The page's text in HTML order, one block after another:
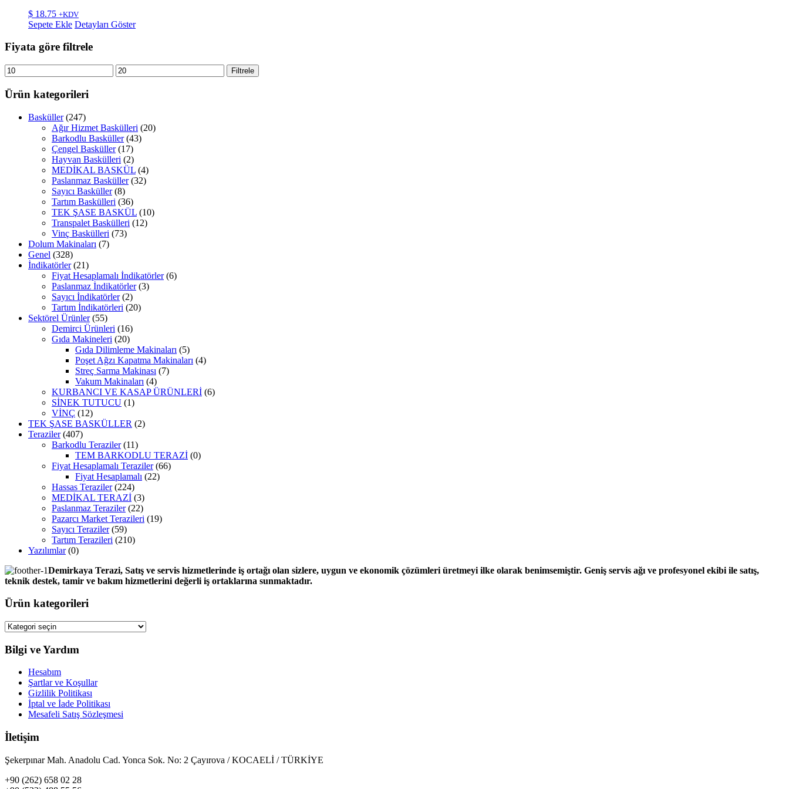
$ 18.75 +KDV
Sepete Ekle Detayları Göster
Fiyata göre filtrele
En
düşük
fiyat
En
yüksek
Filtrele
Ürün kategorileri
Basküller (247)
Ağır Hizmet Baskülleri (20)
Barkodlu Basküller (43)
Çengel Basküller (17)
Hayvan Baskülleri (2)
MEDİKAL BASKÜL (4)
Paslanmaz Basküller (32)
Sayıcı Basküller (8)
Tartım Baskülleri (36)
TEK ŞASE BASKÜL (10)
Transpalet Baskülleri (12)
Vinç Baskülleri (73)
Dolum Makinaları (7)
Genel (328)
İndikatörler (21)
Fiyat Hesaplamalı İndikatörler (6)
Paslanmaz İndikatörler (3)
Sayıcı İndikatörler (2)
Tartım İndikatörleri (20)
Sektörel Ürünler (55)
Demirci Ürünleri (16)
Gıda Makineleri (20)
Gıda Dilimleme Makinaları (5)
Poşet Ağzı Kapatma Makinaları (4)
Streç Sarma Makinası (7)
Vakum Makinaları (4)
KURBANCI VE KASAP ÜRÜNLERİ (6)
SİNEK TUTUCU (1)
VİNÇ (12)
TEK ŞASE BASKÜLLER (2)
Teraziler (407)
Barkodlu Teraziler (11)
TEM BARKODLU TERAZİ (0)
Fiyat Hesaplamalı Teraziler (66)
Fiyat Hesaplamalı (22)
Hassas Teraziler (224)
MEDİKAL TERAZİ (3)
Paslanmaz Teraziler (22)
Pazarcı Market Terazileri (19)
Sayıcı Teraziler (59)
Tartım Terazileri (210)
Yazılımlar (0)
Demirkaya Terazi, Satış ve servis hizmetlerinde iş ortağı olan sizlere, uygun ve ekonomik çözümleri üretmeyi ilke olarak benimsemiştir. Geniş servis ağı ve profesyonel ekibi ile satış,
teknik destek, tamir ve bakım hizmetlerini değerli iş ortaklarına sunmaktadır.
Ürün kategorileri
Bilgi ve Yardım
Hesabım
Şartlar ve Koşullar
Gizlilik Politikası
İptal ve İade Politikası
Mesafeli Satış Sözleşmesi
İletişim
Şekerpınar Mah. Anadolu Cad. Yonca Sok. No: 2 Çayırova / KOCAELİ / TÜRKİYE
+90 (262) 658 02 28